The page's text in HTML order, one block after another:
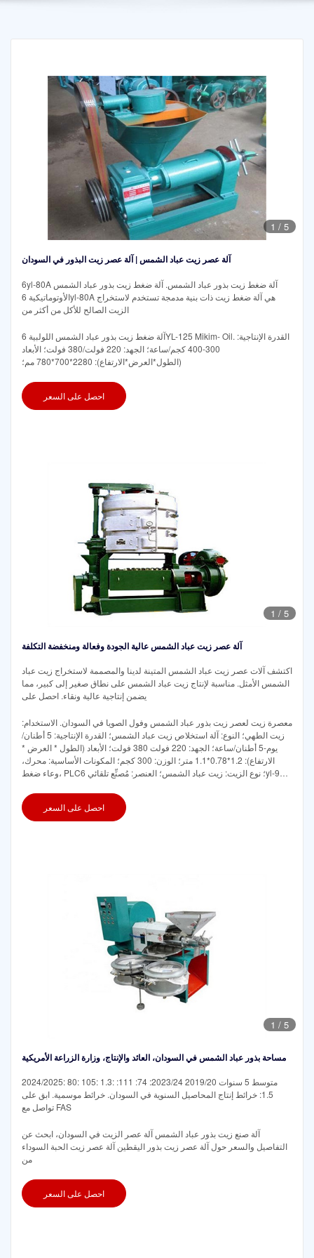
1 / 5
آلة عصر زيت عباد الشمس | آلة عصر زيت البذور في السودان
6yl-80A آلة ضغط زيت بذور عباد الشمس. آلة ضغط زيت بذور عباد الشمس
الأوتوماتيكية 6yl-80A هي آلة ضغط زيت ذات بنية مدمجة تستخدم لاستخراج
الزيت الصالح للأكل من أكثر من
آلة ضغط زيت بذور عباد الشمس اللولبية 6YL-125 Mikim- Oil. القدرة الإنتاجية:
300-400 كجم/ساعة؛ الجهد: 220 فولت/380 فولت؛ الأبعاد
(الطول*العرض*الارتفاع): 2280*700*780 مم؛
احصل على السعر
1 / 5
آلة عصر زيت عباد الشمس عالية الجودة وفعالة ومنخفضة التكلفة
اكتشف آلات عصر زيت عباد الشمس المتينة لدينا والمصممة لاستخراج زيت عباد
الشمس الأمثل. مناسبة لإنتاج زيت عباد الشمس على نطاق صغير إلى كبير، مما
يضمن إنتاجية عالية ونقاء. احصل على
معصرة زيت لعصر زيت بذور عباد الشمس وفول الصويا في السودان. الاستخدام:
زيت الطهي؛ النوع: آلة استخلاص زيت عباد الشمس؛ القدرة الإنتاجية: 5 أطنان/
يوم-5 أطنان/ساعة؛ الجهد: 220 فولت 380 فولت؛ الأبعاد (الطول * العرض *
الارتفاع): 1.2*0.78*1.1 متر؛ الوزن: 300 كجم؛ المكونات الأساسية: محرك،
وعاء ضغط، PLC؛ نوع الزيت: زيت عباد الشمس؛ العنصر: مُصنِّع تلقائي 6yl-95
احصل على السعر
1 / 5
مساحة بذور عباد الشمس في السودان، العائد والإنتاج، وزارة الزراعة الأمريكية
2024/2025: 80: 105: 1.3: متوسط 5 سنوات 2019/20 2023/24: 74: 111:
1.5: خرائط إنتاج المحاصيل السنوية في السودان. خرائط موسمية. ابق على
تواصل مع FAS
آلة صنع زيت بذور عباد الشمس آلة عصر الزيت في السودان، ابحث عن
التفاصيل والسعر حول آلة عصر زيت بذور اليقطين آلة عصر زيت الحبة السوداء
من
احصل على السعر